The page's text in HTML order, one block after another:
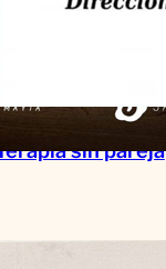
sin pareja